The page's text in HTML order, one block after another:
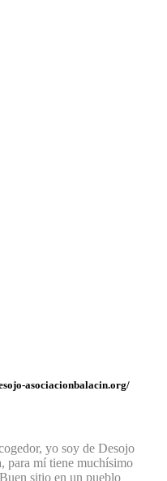
asociacionbalacin.org/
yo soy de Desojo
para mí tiene muchísimo
Buen sitio en un pueblo